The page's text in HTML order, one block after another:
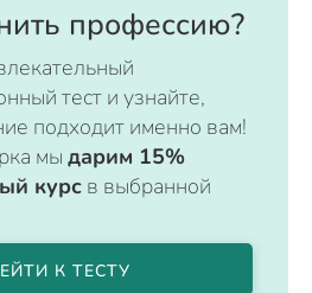
профессию?
тест и узнайте,
подходит именно вам!
мы дарим 15%
курс в выбранной
К ТЕСТУ